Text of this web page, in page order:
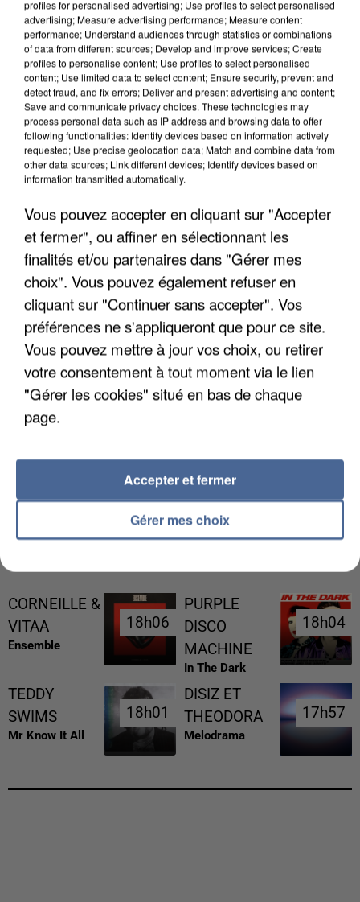
APRÈS TOUTES CES CANICULES, LES REFUGES
DE FAUNE SAUVAGE SONT...
MAFIA INTERPELLÉ EN ALGÉRIE
CORNEILLE &
VITAA
Ensemble
18h06
18h06
PURPLE
DISCO
MACHINE
In The Dark
18h04
18h04
TEDDY
SWIMS
Mr Know It All
18h01
18h01
DISIZ ET
THEODORA
Melodrama
17h57
17h57
profiles for personalised advertising; Use profiles to select personalised
advertising; Measure advertising performance; Measure content
performance; Understand audiences through statistics or combinations
of data from different sources; Develop and improve services; Create
profiles to personalise content; Use profiles to select personalised
content; Use limited data to select content; Ensure security, prevent and
detect fraud, and fix errors; Deliver and present advertising and content;
Save and communicate privacy choices. These technologies may
process personal data such as IP address and browsing data to offer
following functionalities: Identify devices based on information actively
requested; Use precise geolocation data; Match and combine data from
other data sources; Link different devices; Identify devices based on
information transmitted automatically.
Vous pouvez accepter en cliquant sur "Accepter
et fermer", ou affiner en sélectionnant les
finalités et/ou partenaires dans "Gérer mes
choix". Vous pouvez également refuser en
cliquant sur "Continuer sans accepter". Vos
préférences ne s'appliqueront que pour ce site.
Vous pouvez mettre à jour vos choix, ou retirer
votre consentement à tout moment via le lien
"Gérer les cookies" situé en bas de chaque
page.
Gérer mes choix
Accepter et fermer